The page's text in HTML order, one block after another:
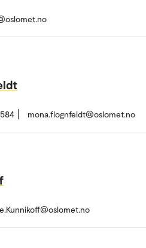
mona.flognfeldt@oslomet.no